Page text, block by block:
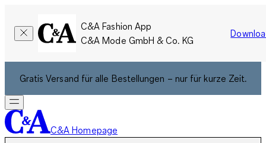
C&A Fashion App
C&A Mode GmbH & Co. KG
Gratis Versand für alle Bestellungen – nur für kurze Zeit.
C&A Homepage